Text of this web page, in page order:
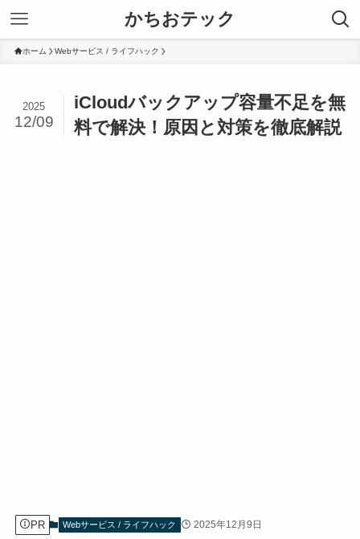
かちおテック
ホーム Webサービス / ライフハック
iCloudバックアップ容量不足を無
料で解決！原因と対策を徹底解説
2025
12/09
PR Webサービス / ライフハック 2025年12月9日